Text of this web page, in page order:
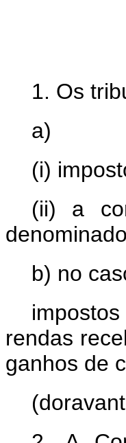
1. Os
a) no
(i)
(ii) a
b) no
rendas
ganhos de
(